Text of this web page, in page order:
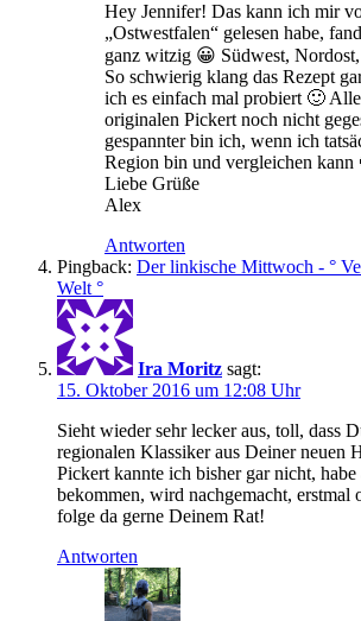
Hey Jennifer! Das kann ich mir
„Ostwestfalen“ gelesen habe,
ganz witzig 😀 Südwest,
So schwierig klang das Rezept
ich es einfach mal probiert 🙂
originalen Pickert noch nicht
gespannter bin ich, wenn ich
Region bin und vergleichen kann
Liebe Grüße
Alex
Antworten
Pingback: Der linkische Mittwoch - °
Welt °
Ira Moritz sagt:
15. Oktober 2016 um 12:08 Uhr
Sieht wieder sehr lecker aus, toll, dass
regionalen Klassiker aus Deiner neuen
Pickert kannte ich bisher gar nicht,
bekommen, wird nachgemacht, erstmal
folge da gerne Deinem Rat!
Antworten